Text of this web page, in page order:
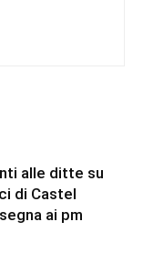
alle ditte su
di Castel
ai pm